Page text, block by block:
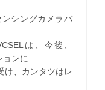
シングカメラバ
は、今後、
ョンに
、カンタツはレ